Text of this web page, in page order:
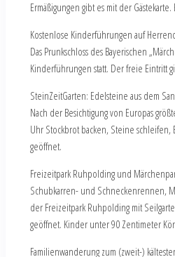
Ermäßigungen gibt es mit der
Kostenlose Kinderführungen auf
Das Prunkschloss des Bayerischen
Kinderführungen statt. Der freie Eintritt
SteinZeitGarten: Edelsteine aus dem
Nach der Besichtigung von Europas
Uhr Stockbrot backen, Steine schleifen,
geöffnet.
Freizeitpark Ruhpolding und
Schubkarren- und Schneckenrennen,
der Freizeitpark Ruhpolding mit
geöffnet. Kinder unter 90 Zentimeter
Familienwanderung zum (zweit-)